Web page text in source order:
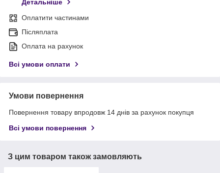
Детальніше
Оплатити частинами
Післяплата
Оплата на рахунок
Всі умови оплати
Умови повернення
Повернення товару впродовж 14 днів за рахунок покупця
Всі умови повернення
З цим товаром також замовляють